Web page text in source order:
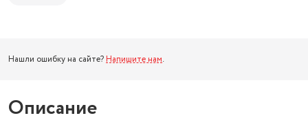
Нашли ошибку на сайте? Напишите нам.
Описание